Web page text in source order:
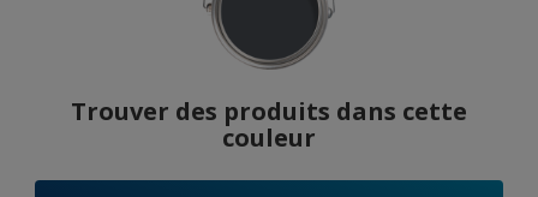
Trouver des produits dans cette
couleur